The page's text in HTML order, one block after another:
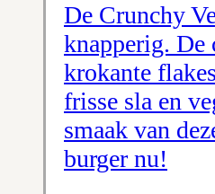
De Crunchy
knapperig. De
krokante
frisse sla en
smaak van
burger nu!